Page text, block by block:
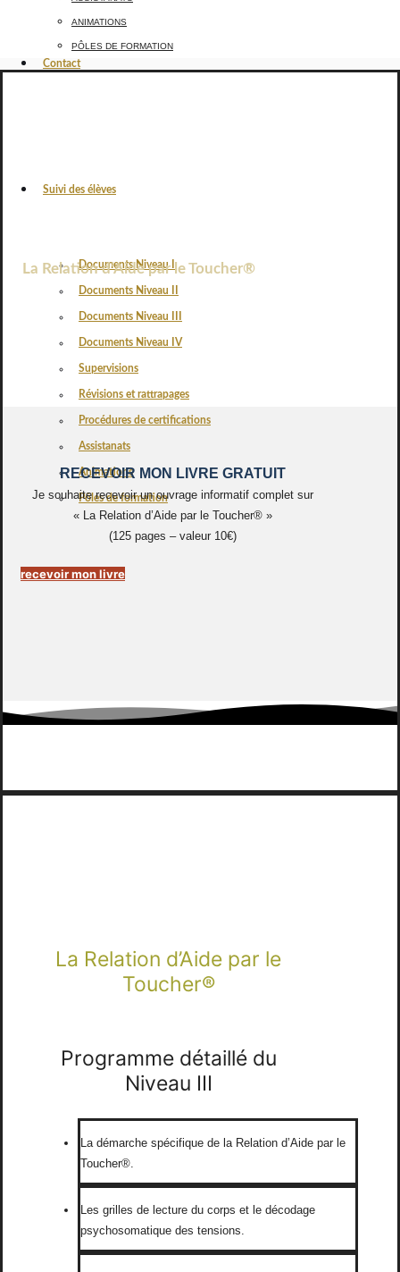
Contact
Suivi des élèves
Documents Niveau I
Documents Niveau II
Documents Niveau III
Documents Niveau IV
Supervisions
Révisions et rattrapages
Procédures de certifications
Assistanats
Animations
Pôles de formation
ANIMATIONS
PÔLES DE FORMATION
La Relation d’Aide par le Toucher®
RECEVOIR MON LIVRE GRATUIT
Je souhaite recevoir un ouvrage informatif complet sur
« La Relation d’Aide par le Toucher® »
(125 pages – valeur 10€)
recevoir mon livre
La Relation d’Aide par le
Toucher®
Programme détaillé du
Niveau III
La démarche spécifique de la Relation d’Aide par le
Toucher®.
Les grilles de lecture du corps et le décodage
psychosomatique des tensions.